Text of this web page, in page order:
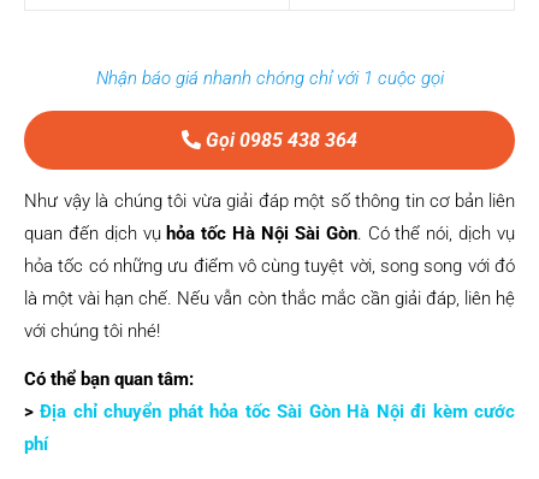
Nhận báo giá nhanh chóng chỉ với 1 cuộc gọi
Gọi 0985 438 364
Như vậy là chúng tôi vừa giải đáp một số thông tin cơ bản liên
quan đến dịch vụ hỏa tốc Hà Nội Sài Gòn. Có thể nói, dịch vụ
hỏa tốc có những ưu điểm vô cùng tuyệt vời, song song với đó
là một vài hạn chế. Nếu vẫn còn thắc mắc cần giải đáp, liên hệ
với chúng tôi nhé!
Có thể bạn quan tâm:
>Địa chỉ chuyển phát hỏa tốc Sài Gòn Hà Nội đi kèm cước
phí